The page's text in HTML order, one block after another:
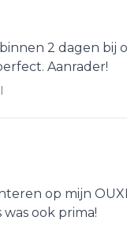
2 dagen bij
Aanrader!
op mijn
ook prima!